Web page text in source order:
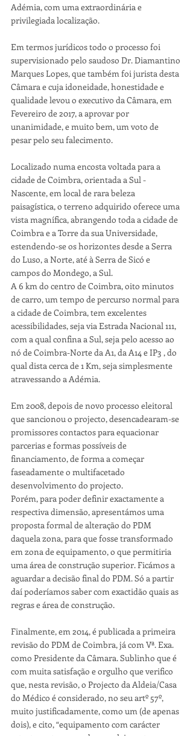
Adémia, com uma extraordinária e
privilegiada localização.
Em termos jurídicos todo o processo foi
supervisionado pelo saudoso Dr. Diamantino
Marques Lopes, que também foi jurista desta
Câmara e cuja idoneidade, honestidade e
qualidade levou o executivo da Câmara, em
Fevereiro de 2017, a aprovar por
unanimidade, e muito bem, um voto de
pesar pelo seu falecimento.
Localizado numa encosta voltada para a
cidade de Coimbra, orientada a Sul -
Nascente, em local de rara beleza
paisagística, o terreno adquirido oferece uma
vista magnífica, abrangendo toda a cidade de
Coimbra e a Torre da sua Universidade,
estendendo-se os horizontes desde a Serra
do Luso, a Norte, até à Serra de Sicó e
campos do Mondego, a Sul.
A 6 km do centro de Coimbra, oito minutos
de carro, um tempo de percurso normal para
a cidade de Coimbra, tem excelentes
acessibilidades, seja via Estrada Nacional 111,
com a qual confina a Sul, seja pelo acesso ao
nó de Coimbra-Norte da A1, da A14 e IP3 , do
qual dista cerca de 1 Km, seja simplesmente
atravessando a Adémia.
Em 2008, depois de novo processo eleitoral
que sancionou o projecto, desencadearam-se
promissores contactos para equacionar
parcerias e formas possíveis de
financiamento, de forma a começar
faseadamente o multifacetado
desenvolvimento do projecto.
Porém, para poder definir exactamente a
respectiva dimensão, apresentámos uma
proposta formal de alteração do PDM
daquela zona, para que fosse transformado
em zona de equipamento, o que permitiria
uma área de construção superior. Ficámos a
aguardar a decisão final do PDM. Só a partir
daí poderíamos saber com exactidão quais as
regras e área de construção.
Finalmente, em 2014, é publicada a primeira
revisão do PDM de Coimbra, já com Vª. Exa.
como Presidente da Câmara. Sublinho que é
com muita satisfação e orgulho que verifico
que, nesta revisão, o Projecto da Aldeia/Casa
do Médico é considerado, no seu artº 57º,
muito justificadamente, como um (de apenas
dois), e cito, “equipamento com carácter